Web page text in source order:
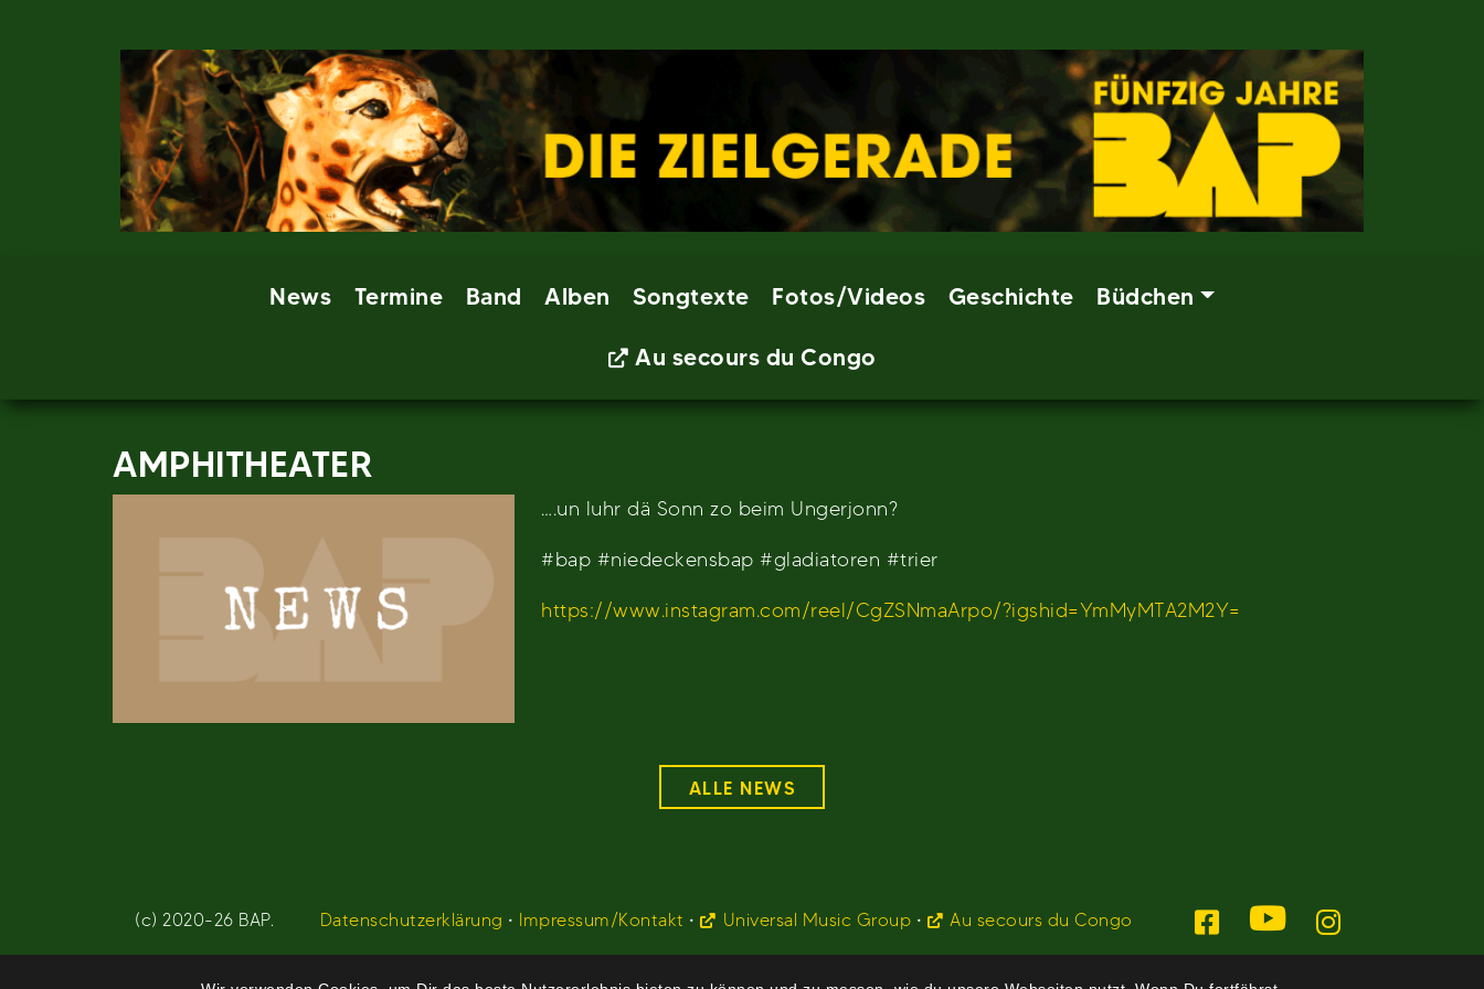
News Termine Band Alben Songtexte Fotos/Videos Geschichte Büdchen
Au secours du Congo
AMPHITHEATER
….un luhr dä Sonn zo beim Ungerjonn?
#bap #niedeckensbap #gladiatoren #trier
https://www.instagram.com/reel/CgZSNmaArpo/?igshid=YmMyMTA2M2Y=
ALLE NEWS
(c) 2020-26 BAP. Datenschutzerklärung • Impressum/Kontakt • Universal Music Group • Au secours du Congo